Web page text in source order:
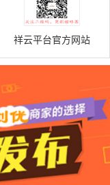
祥云平台官方网站